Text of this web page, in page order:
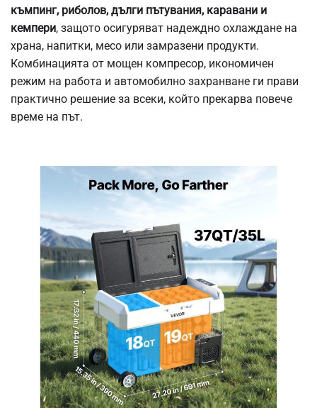
къмпинг, риболов, дълги пътувания, каравани и
кемпери, защото осигуряват надеждно охлаждане на
храна, напитки, месо или замразени продукти.
Комбинацията от мощен компресор, икономичен
режим на работа и автомобилно захранване ги прави
практично решение за всеки, който прекарва повече
време на път.